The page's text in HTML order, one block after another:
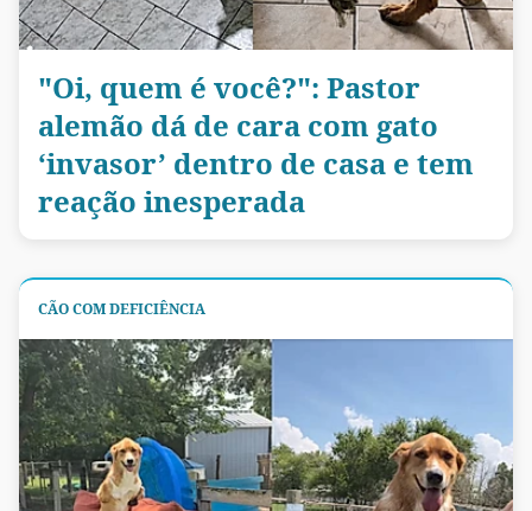
"Oi, quem é você?": Pastor
alemão dá de cara com gato
‘invasor’ dentro de casa e tem
reação inesperada
CÃO COM DEFICIÊNCIA